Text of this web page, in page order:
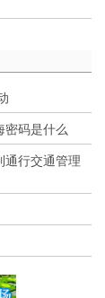
密码是什么
通行交通管理